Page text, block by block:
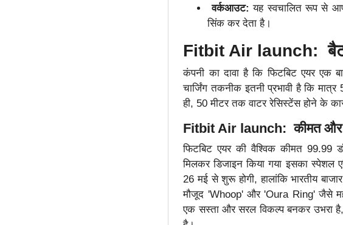
वर्कआउट: यह स्वचालित रूप से
सिंक कर देता है।
Fitbit Air launch:
कंपनी का दावा है कि फिटबिट एयर एक
चार्जिंग तकनीक इतनी प्रभावी है कि
ही, 50 मीटर तक वाटर रेसिस्टेंस होने के
Fitbit Air launch: कीमत और
फिटबिट एयर की वैश्विक कीमत
मिलकर डिजाइन किया गया इसका स्पेशल
26 मई से शुरू होगी, हालांकि भारतीय
मौजूद 'Whoop' और 'Oura Ring' जैसे
एक सस्ता और सरल विकल्प बनकर उभरा है,